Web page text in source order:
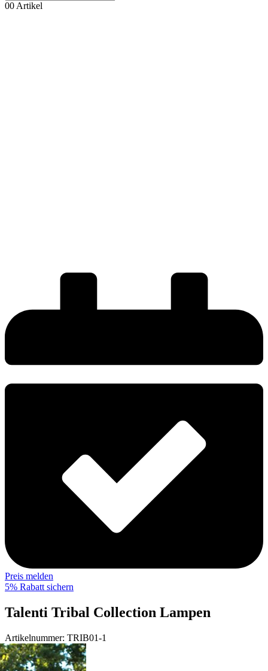
00 Artikel
Preis melden
5% Rabatt sichern
Talenti Tribal Collection Lampen
Artikelnummer: TRIB01-1